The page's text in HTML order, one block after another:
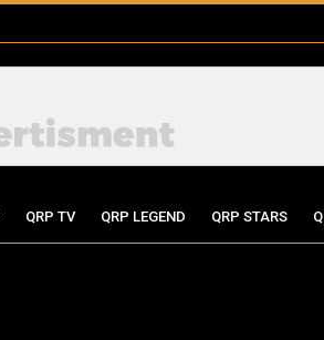
QRP TV QRP LEGEND QRP STARS